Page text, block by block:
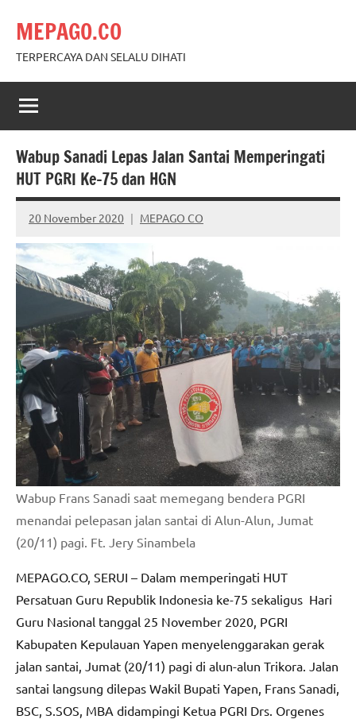
content
MEPAGO.CO
TERPERCAYA DAN SELALU DIHATI
Wabup Sanadi Lepas Jalan Santai Memperingati
HUT PGRI Ke-75 dan HGN
20 November 2020 MEPAGO CO
No
comments
Wabup Frans Sanadi saat memegang bendera PGRI
menandai pelepasan jalan santai di Alun-Alun, Jumat
(20/11) pagi. Ft. Jery Sinambela
MEPAGO.CO, SERUI – Dalam memperingati HUT
Persatuan Guru Republik Indonesia ke-75 sekaligus Hari
Guru Nasional tanggal 25 November 2020, PGRI
Kabupaten Kepulauan Yapen menyelenggarakan gerak
jalan santai, Jumat (20/11) pagi di alun-alun Trikora. Jalan
santai langsung dilepas Wakil Bupati Yapen, Frans Sanadi,
BSC, S.SOS, MBA didampingi Ketua PGRI Drs. Orgenes